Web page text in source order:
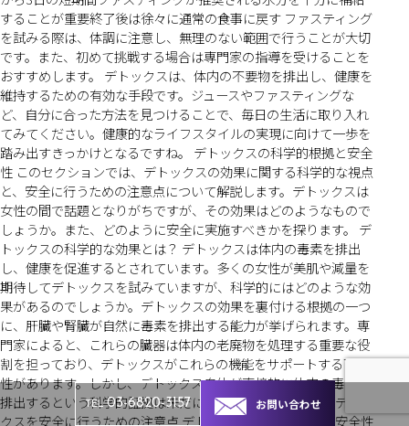
TEL03-6820-3157 お問い合わせ
することが重要終了後は徐々に通常の食事に戻す ファスティング
を試みる際は、体調に注意し、無理のない範囲で行うことが大切
です。また、初めて挑戦する場合は専門家の指導を受けることを
おすすめします。 デトックスは、体内の不要物を排出し、健康を
維持するための有効な手段です。ジュースやファスティングな
ど、自分に合った方法を見つけることで、毎日の生活に取り入れ
てみてください。健康的なライフスタイルの実現に向けて一歩を
踏み出すきっかけとなるですね。 デトックスの科学的根拠と安全
性 このセクションでは、デトックスの効果に関する科学的な視点
と、安全に行うための注意点について解説します。デトックスは
女性の間で話題となりがちですが、その効果はどのようなもので
しょうか。また、どのように安全に実施すべきかを探ります。 デ
トックスの科学的な効果とは？ デトックスは体内の毒素を排出
し、健康を促進するとされています。多くの女性が美肌や減量を
期待してデトックスを試みていますが、科学的にはどのような効
果があるのでしょうか。デトックスの効果を裏付ける根拠の一つ
に、肝臓や腎臓が自然に毒素を排出する能力が挙げられます。専
門家によると、これらの臓器は体内の老廃物を処理する重要な役
割を担っており、デトックスがこれらの機能をサポートする可能
性があります。しかし、デトックス自体が直接的に体内の毒素を
排出するという科学的証拠は未だに明確ではありません。 デトッ
クスを安全に行うための注意点 デトックスを行う際には、安全性